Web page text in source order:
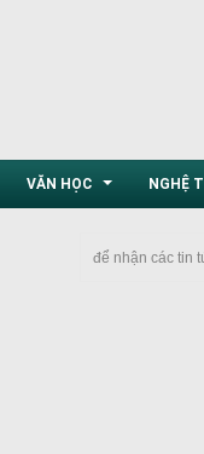
VĂN HỌC NGHỆ
để nhận các tin